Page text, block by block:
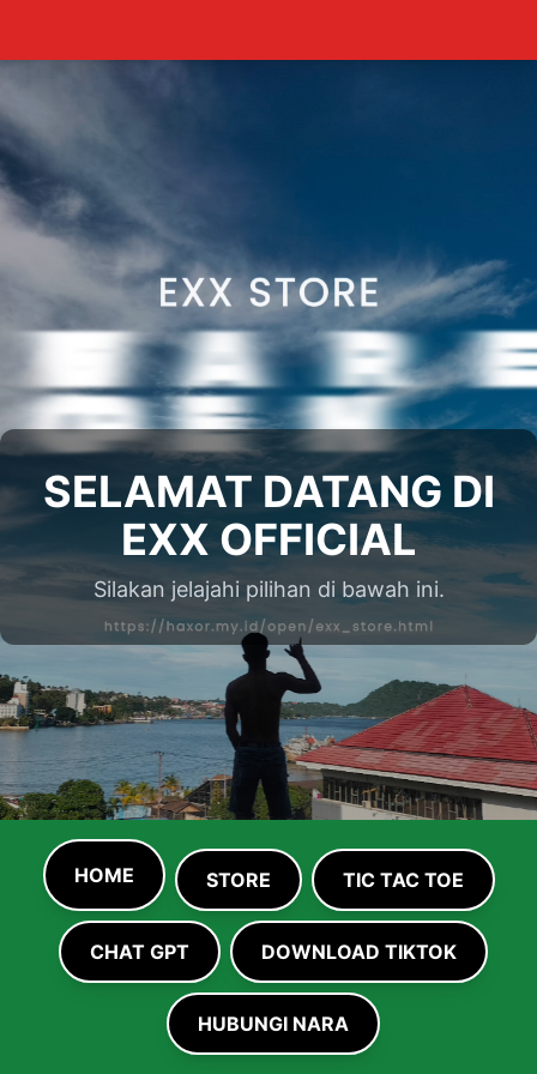
SELAMAT DATANG DI
EXX OFFICIAL
Silakan jelajahi pilihan di bawah ini.
HOME STORE TIC TAC TOE
CHAT GPT DOWNLOAD TIKTOK
HUBUNGI NARA